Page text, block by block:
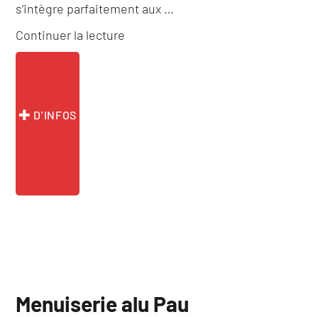
s’intègre parfaitement aux …
Continuer la lecture
D’INFOS
Menuiserie alu Pau